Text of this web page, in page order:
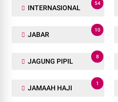
INTERNASIONAL
54
JABAR
10
JAGUNG PIPIL
8
JAMAAH HAJI
1